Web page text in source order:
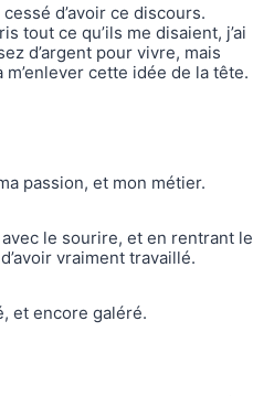
cessé d’avoir ce discours.
tout ce qu’ils me disaient, j’ai
d’argent pour vivre, mais
m’enlever cette idée de la tête.
passion, et mon métier.
le sourire, et en rentrant le
vraiment travaillé.
et encore galéré.